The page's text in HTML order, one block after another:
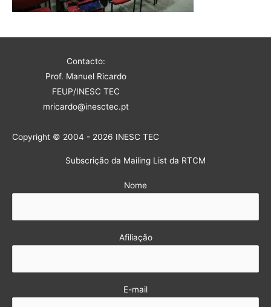
Contacto:
Prof. Manuel Ricardo
FEUP/INESC TEC
mricardo@inesctec.pt
Copyright © 2004 - 2026 INESC TEC
Subscrição da Mailing List da RTCM
Nome
Afiliação
E-mail